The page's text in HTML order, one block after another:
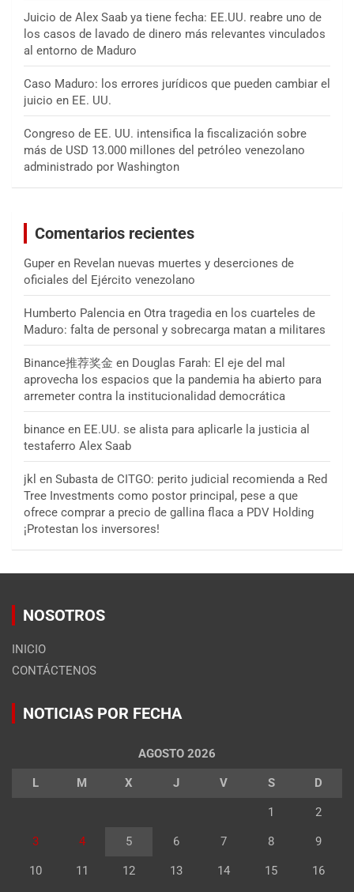
Juicio de Alex Saab ya tiene fecha: EE.UU. reabre uno de
los casos de lavado de dinero más relevantes vinculados
al entorno de Maduro
Caso Maduro: los errores jurídicos que pueden cambiar el
juicio en EE. UU.
Congreso de EE. UU. intensifica la fiscalización sobre
más de USD 13.000 millones del petróleo venezolano
administrado por Washington
Comentarios recientes
Guper en Revelan nuevas muertes y deserciones de
oficiales del Ejército venezolano
Humberto Palencia en Otra tragedia en los cuarteles de
Maduro: falta de personal y sobrecarga matan a militares
Binance推荐奖金 en Douglas Farah: El eje del mal
aprovecha los espacios que la pandemia ha abierto para
arremeter contra la institucionalidad democrática
binance en EE.UU. se alista para aplicarle la justicia al
testaferro Alex Saab
jkl en Subasta de CITGO: perito judicial recomienda a Red
Tree Investments como postor principal, pese a que
ofrece comprar a precio de gallina flaca a PDV Holding
¡Protestan los inversores!
NOSOTROS
INICIO
CONTÁCTENOS
NOTICIAS POR FECHA
AGOSTO 2026
L M X J V S D
1 2
3 4 5 6 7 8 9
10 11 12 13 14 15 16